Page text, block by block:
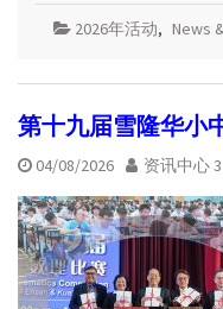
2026年活动, News
第十九届雪隆华小
04/08/2026 资讯中心 3